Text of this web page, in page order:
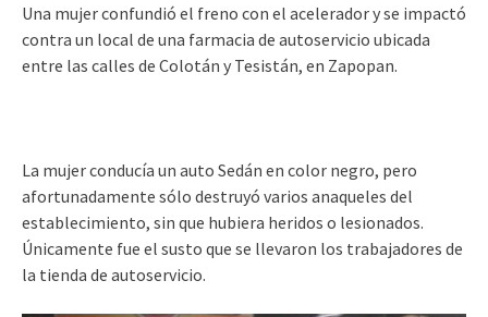
Una mujer confundió el freno con el acelerador y se impactó
contra un local de una farmacia de autoservicio ubicada
entre las calles de Colotán y Tesistán, en Zapopan.
La mujer conducía un auto Sedán en color negro, pero
afortunadamente sólo destruyó varios anaqueles del
establecimiento, sin que hubiera heridos o lesionados.
Únicamente fue el susto que se llevaron los trabajadores de
la tienda de autoservicio.